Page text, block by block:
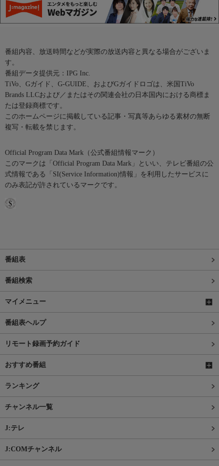
番組内容、放送時間などが実際の放送内容と異なる場合がございま
す。
番組データ提供元：IPG Inc.
TiVo、Gガイド、G-GUIDE、およびGガイドロゴは、米国TiVo
Brands LLCおよび／またはその関連会社の日本国内における商標ま
たは登録商標です。
このホームページに掲載している記事・写真等あらゆる素材の無断
複写・転載を禁じます。
Official Program Data Mark（公式番組情報マーク）
このマークは「Official Program Data Mark」といい、テレビ番組の公
式情報である「SI(Service Information)情報」を利用したサービスに
のみ表記が許されているマークです。
番組表
番組検索
マイメニュー
番組表ヘルプ
リモート録画予約ガイド
おすすめ番組
ランキング
チャンネル一覧
J:テレ
J:COMチャンネル